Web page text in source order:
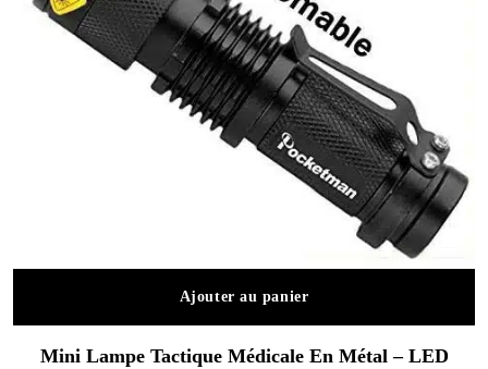
Ajouter au panier
Mini Lampe Tactique Médicale En Métal – LED